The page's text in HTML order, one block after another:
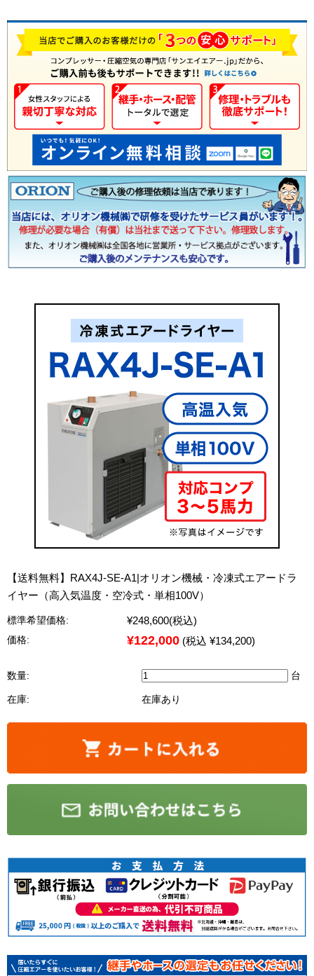
【送料無料】RAX4J-SE-A1|オリオン機械・冷凍式エアードラ
イヤー（高入気温度・空冷式・単相100V）
標準希望価格: ¥248,600(税込)
価格: ¥122,000 (税込 ¥134,200)
数量: 台
在庫: 在庫あり